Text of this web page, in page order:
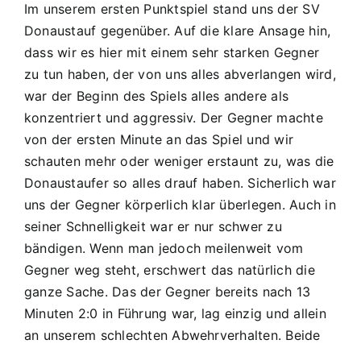
–
JFG
Donautal
Bad
B2
9:0
Im unserem ersten Punktspiel stand uns der SV
Donaustauf gegenüber. Auf die klare Ansage hin,
dass wir es hier mit einem sehr starken Gegner
zu tun haben, der von uns alles abverlangen wird,
war der Beginn des Spiels alles andere als
konzentriert und aggressiv. Der Gegner machte
von der ersten Minute an das Spiel und wir
schauten mehr oder weniger erstaunt zu, was die
Donaustaufer so alles drauf haben. Sicherlich war
uns der Gegner körperlich klar überlegen. Auch in
seiner Schnelligkeit war er nur schwer zu
bändigen. Wenn man jedoch meilenweit vom
Gegner weg steht, erschwert das natürlich die
ganze Sache. Das der Gegner bereits nach 13
Minuten 2:0 in Führung war, lag einzig und allein
an unserem schlechten Abwehrverhalten. Beide